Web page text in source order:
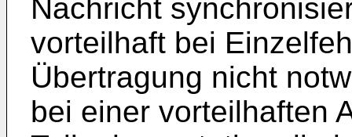
Nachricht
vorteilhaft bei
Übertragung nicht
bei einer vorteilhaften